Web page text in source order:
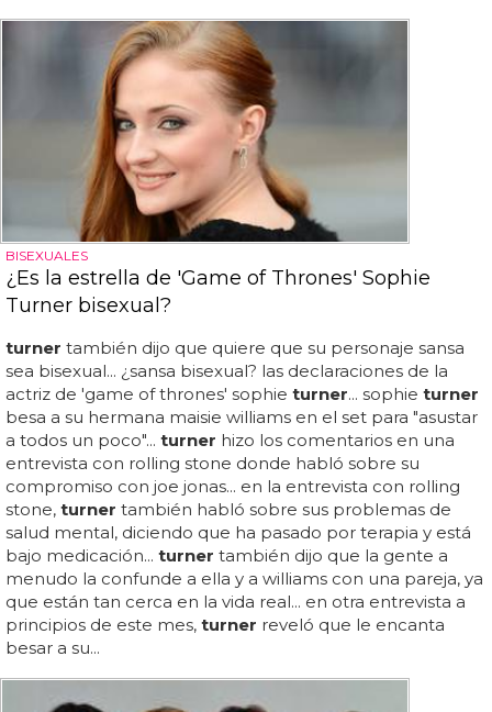
BISEXUALES
¿Es la estrella de 'Game of Thrones' Sophie
Turner bisexual?
turner también dijo que quiere que su personaje sansa
sea bisexual... ¿sansa bisexual? las declaraciones de la
actriz de 'game of thrones' sophie turner... sophie turner
besa a su hermana maisie williams en el set para "asustar
a todos un poco"... turner hizo los comentarios en una
entrevista con rolling stone donde habló sobre su
compromiso con joe jonas... en la entrevista con rolling
stone, turner también habló sobre sus problemas de
salud mental, diciendo que ha pasado por terapia y está
bajo medicación... turner también dijo que la gente a
menudo la confunde a ella y a williams con una pareja, ya
que están tan cerca en la vida real... en otra entrevista a
principios de este mes, turner reveló que le encanta
besar a su...